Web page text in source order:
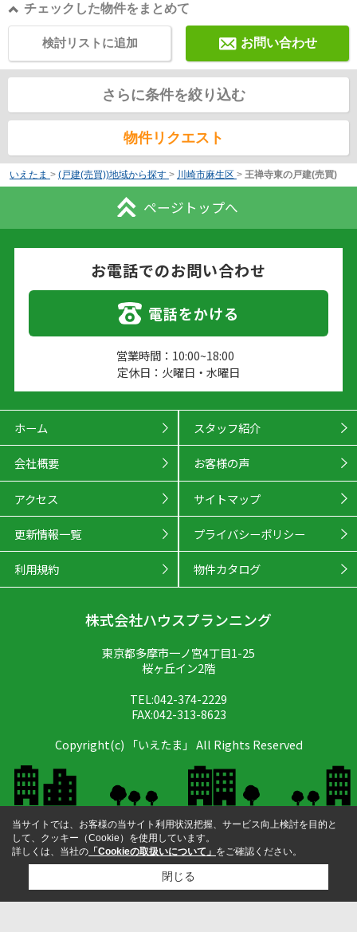
チェックした物件をまとめて
お問い合わせ
検討リストに追加
さらに条件を絞り込む
物件リクエスト
いえたま > (戸建(売買))地域から探す > 川崎市麻生区 > 王禅寺東の戸建(売買)
ページトップへ
お電話でのお問い合わせ
電話をかける
営業時間：10:00~18:00
定休日：火曜日・水曜日
ホーム スタッフ紹介
会社概要 お客様の声
アクセス サイトマップ
更新情報一覧 プライバシーポリシー
利用規約 物件カタログ
株式会社ハウスプランニング
東京都多摩市一ノ宮4丁目1-25
桜ヶ丘イン2階
TEL:042-374-2229
FAX:042-313-8623
Copyright(c) 「いえたま」 All Rights Reserved
当サイトでは、お客様の当サイト利用状況把握、サービス向上検討を目的と
して、クッキー（Cookie）を使用しています。
詳しくは、当社の 「Cookieの取扱いについて」 をご確認ください。
閉じる